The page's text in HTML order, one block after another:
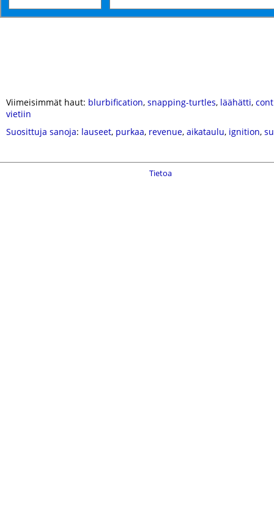
Viimeisimmät haut: blurbification, snapping-turtles, läähätti,
vietiin
Suosittuja sanoja: lauseet, purkaa, revenue, aikataulu, ignition,
Tietoa